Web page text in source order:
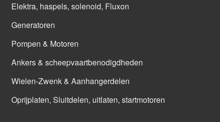
Elektra, haspels, solenoid, Fluxon
Generatoren
Pompen & Motoren
Ankers & scheepvaartbenodigdheden
Wielen-Zwenk & Aanhangerdelen
Oprijplaten, Sluitdelen, uitlaten, startmotoren